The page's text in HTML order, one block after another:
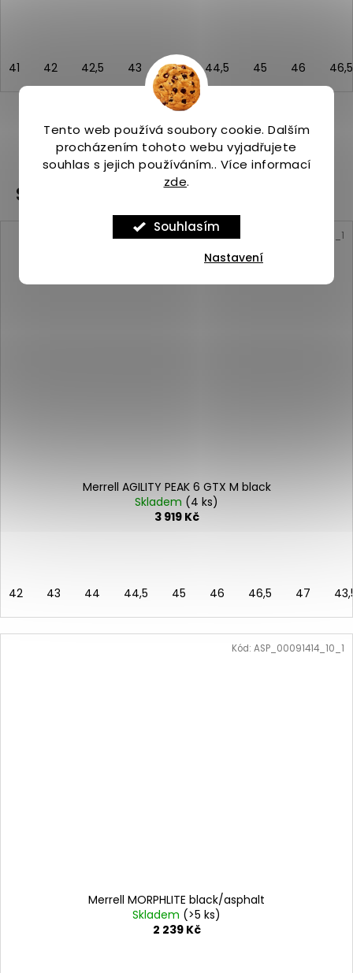
Tento web používá soubory cookie. Dalším
procházením tohoto webu vyjadřujete
souhlas s jejich používáním.. Více informací
zde.
Souhlasím
Nastavení
41 42 42,5 43 44 44,5 45 46 46,5
ZOBRAZIT VŠECHNY PODOBNÉ PRODUKTY
Související produkty
Merrell AGILITY PEAK 6 GTX M black
Skladem (4 ks)
3 919 Kč
42 43 44 44,5 45 46 46,5 47
ASP_00101540_10_1
Merrell MORPHLITE black/asphalt
Skladem (>5 ks)
2 239 Kč
Kód: ASP_00091414_10_1